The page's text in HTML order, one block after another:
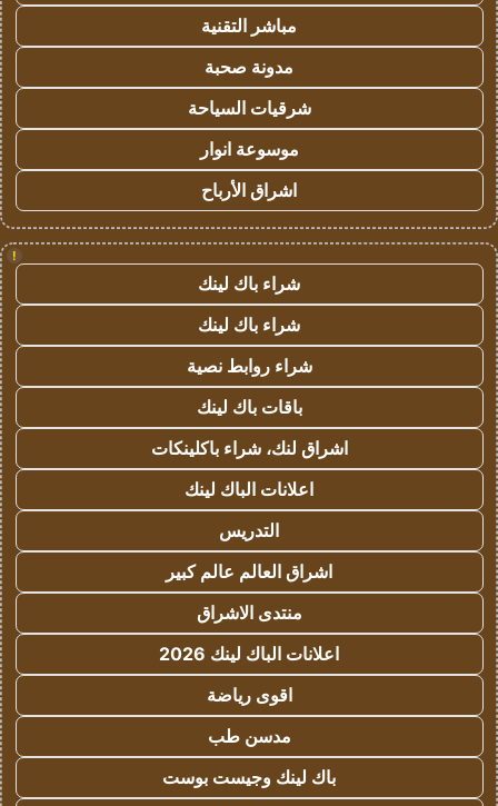
مباشر التقنية
مدونة صحبة
شرقيات السياحة
موسوعة انوار
اشراق الأرباح
!
شراء باك لينك
شراء باك لينك
شراء روابط نصية
باقات باك لينك
اشراق لنك، شراء باكلينكات
اعلانات الباك لينك
التدريس
اشراق العالم عالم كبير
منتدى الاشراق
اعلانات الباك لينك 2026
اقوى رياضة
مدسن طب
باك لينك وجيست بوست